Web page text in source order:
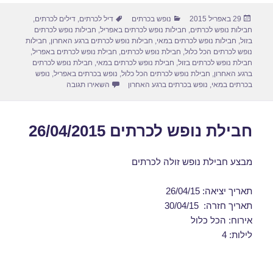
e
b
o
o
o
d
o
n
e
פורסם
בתאריך
29 באפריל 2015 קטגוריות
נופש בכרתים תגיות
דיל לכרתים,דילים לכרתים,
חבילות נופש לכרתים, חבילות נופש לכרתים באפריל, חבילות נופש לכרתים
בזול, חבילות נופש לכרתים במאי, חבילות נופש לכרתים ברגע האחרון, חבילות
נופש לכרתים הכל כלול, חבילת נופש לכרתים, חבילת נופש לכרתים באפריל,
חבילת נופש לכרתים בזול, חבילת נופש לכרתים במאי, חבילת נופש לכרתים
ברגע האחרון, חבילת נופש לכרתים הכל כלול, נופש בכרתים באפריל, נופש
בכרתים במאי, נופש בכרתים ברגע האחרון השאירו תגובה
חבילת נופש לכרתים 26/04/2015
מבצע חבילת נופש זולה לכרתים
תאריך יציאה: 26/04/15
תאריך חזרה: 30/04/15
אירוח: הכל כלול
לילות: 4